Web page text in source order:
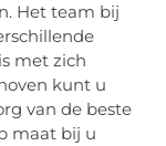
Het team bij
met zich
kunt u
van de beste
maat bij u